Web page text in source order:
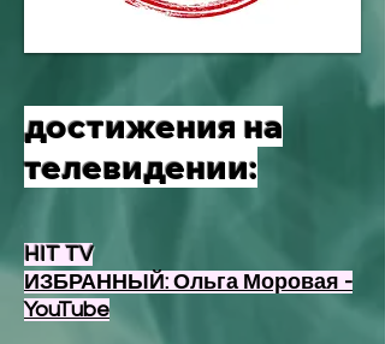
достижения на
телевидении:
HIT TV
ИЗБРАННЫЙ: Ольга Моровая -
YouTube